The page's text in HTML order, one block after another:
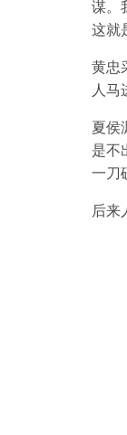
谋。
这就
黄忠
人马
夏侯
是不
一刀
后来